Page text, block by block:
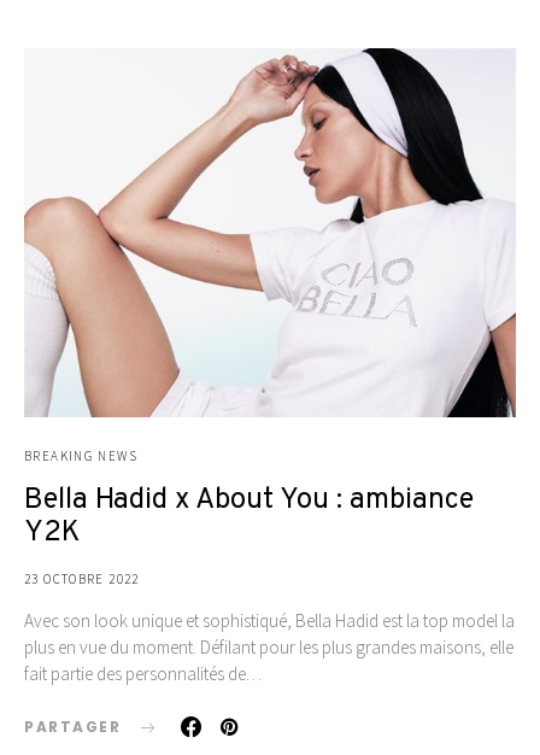
BREAKING NEWS
Bella Hadid x About You : ambiance
Y2K
23 OCTOBRE 2022
Avec son look unique et sophistiqué, Bella Hadid est la top model la
plus en vue du moment. Défilant pour les plus grandes maisons, elle
fait partie des personnalités de…
PARTAGER